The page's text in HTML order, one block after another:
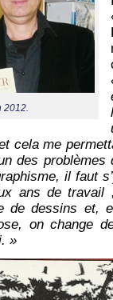
2012.
cela me
des
il faut
ans de travail
de dessins et,
on change
»